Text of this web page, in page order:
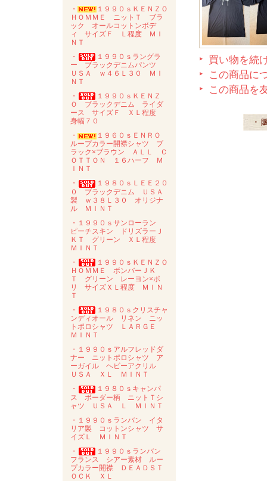
・
１９９０ｓＫＥＮＺＯ
ＨＯＭＭＥ ニットＴ ブラ
ック オールコットンボデ
ィ サイズＦ Ｌ程度 ＭＩ
ＮＴ
・
１９９０ｓラングラ
ー ブラックデニムパンツ
ＵＳＡ ｗ４６Ｌ３０ ＭＩ
ＮＴ
・
１９９０ｓＫＥＮＺ
Ｏ ブラックデニム ライダ
ース サイズＦ ＸＬ程度
身幅７０
・
１９６０ｓＥＮＲＯ
ループカラー開襟シャツ ブ
ラック×ブラウン ＡＬＬ Ｃ
ＯＴＴＯＮ １６ハーフ Ｍ
ＩＮＴ
・
１９８０ｓＬＥＥ２０
０ ブラックデニム ＵＳＡ
製 ｗ３８Ｌ３０ オリジナ
ル ＭＩＮＴ
・１９９０ｓサンローラン
ピーチスキン ドリズラーＪ
ＫＴ グリーン ＸＬ程度
ＭＩＮＴ
・
１９９０ｓＫＥＮＺＯ
ＨＯＭＭＥ ボンバーＪＫ
Ｔ グリーン レーヨン×ポ
リ サイズＸＬ程度 ＭＩＮ
Ｔ
・
１９８０ｓクリスチャ
ンディオール リネン ニッ
トポロシャツ ＬＡＲＧＥ
ＭＩＮＴ
・１９９０ｓアルフレッドダ
ナー ニットポロシャツ ア
ーガイル ヘビーアクリル
ＵＳＡ ＸＬ ＭＩＮＴ
・
１９８０ｓキャンパ
ス ボーダー柄 ニットＴシ
ャツ ＵＳＡ Ｌ ＭＩＮＴ
・１９９０ｓランバン イタ
リア製 コットンシャツ サ
イズＬ ＭＩＮＴ
・
１９９０ｓランバン
フランス シアー素材 ルー
プカラー開襟 ＤＥＡＤＳＴ
ＯＣＫ ＸＬ
買い物を続
この商品に
この商品を
・